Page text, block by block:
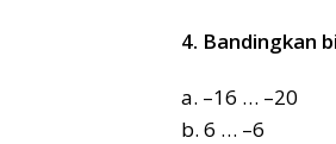
4. Bandingkan
a. –16 … –20
b. 6 … –6